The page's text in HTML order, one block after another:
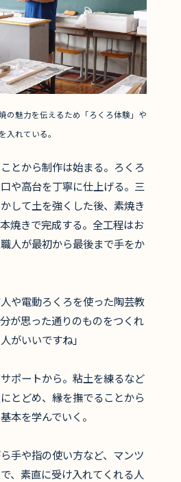
の魅力を伝えるため「ろくろ体験」や
入れている。
とから制作は始まる。ろくろ
や高台を丁寧に仕上げる。三
して土を強くした後、素焼き
焼きで完成する。全工程はお
人が最初から最後まで手をか
人や電動ろくろを使った陶芸教
が思った通りのものをつくれ
がいいですね」
ポートから。粘土を練るなど
とどめ、縁を撫でることから
本を学んでいく。
手や指の使い方など、マンツ
、素直に受け入れてくれる人